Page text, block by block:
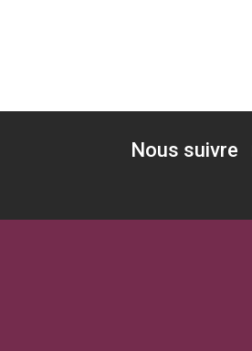
Nous suivre